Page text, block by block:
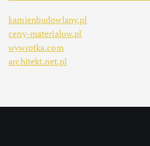
kamienbudowlany.pl
ceny-materialow.pl
wywrotka.com
architekt.net.pl